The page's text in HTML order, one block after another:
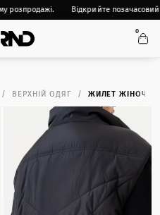
розпродажі. Відкрийте
0
ВЕРХНІЙ ОДЯГ ЖИЛЕТ ЖIНОЧИЙ